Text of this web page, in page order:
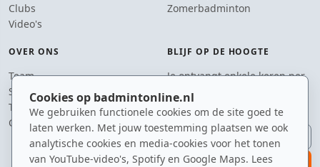
Cookies op badmintonline.nl
We gebruiken functionele cookies om de site goed te
laten werken. Met jouw toestemming plaatsen we ook
analytische cookies en media-cookies voor het tonen
van YouTube-video's, Spotify en Google Maps. Lees
Clubs
Video's
Zomerbadminton
OVER ONS
Team
Supporters
Tip de redactie
Contact
BLIJF OP DE HOOGTE
Je ontvangt enkele keren per
jaar een e-mail met het
laatste badmintonnieuws.
E-mailadres
aanmelden